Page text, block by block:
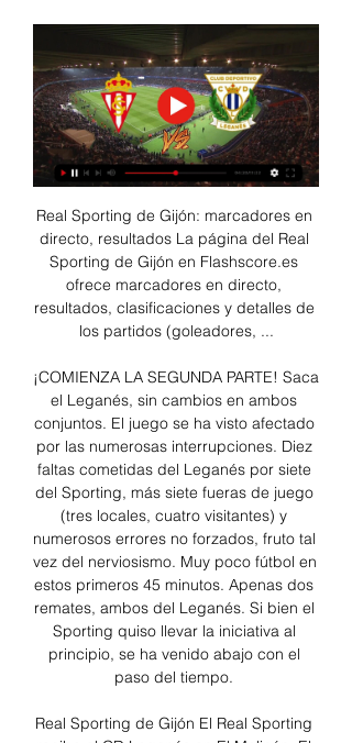
Real Sporting de Gijón: marcadores en
directo, resultados La página del Real
Sporting de Gijón en Flashscore.es
ofrece marcadores en directo,
resultados, clasificaciones y detalles de
los partidos (goleadores, ...
¡COMIENZA LA SEGUNDA PARTE! Saca
el Leganés, sin cambios en ambos
conjuntos. El juego se ha visto afectado
por las numerosas interrupciones. Diez
faltas cometidas del Leganés por siete
del Sporting, más siete fueras de juego
(tres locales, cuatro visitantes) y
numerosos errores no forzados, fruto tal
vez del nerviosismo. Muy poco fútbol en
estos primeros 45 minutos. Apenas dos
remates, ambos del Leganés. Si bien el
Sporting quiso llevar la iniciativa al
principio, se ha venido abajo con el
paso del tiempo.
Real Sporting de Gijón El Real Sporting